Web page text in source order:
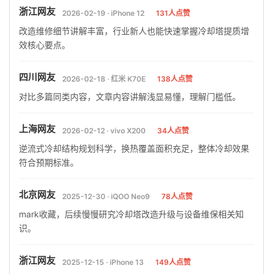
浙江网友 2026-02-19 · iPhone 12 131人点赞
改造维修细节讲解丰富，行业新人也能快速掌握冷却塔提质增
效核心要点。
四川网友 2026-02-18 · 红米 K70E 138人点赞
对比多篇同类内容，文章内容讲解浅显易懂，理解门槛低。
上海网友 2026-02-12 · vivo X200 34人点赞
逆流式冷却结构规划科学，换热覆盖面积充足，整体冷却效果
符合预期标准。
北京网友 2025-12-30 · iQOO Neo9 78人点赞
mark收藏，后续慢慢研究冷却塔改造升级与设备维保相关知
识。
浙江网友 2025-12-15 · iPhone 13 149人点赞